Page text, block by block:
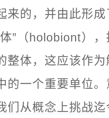
来的，并由此形成
”（holobiont），
整体，这应该作为
的一个重要单位。
们从概念上挑战迄